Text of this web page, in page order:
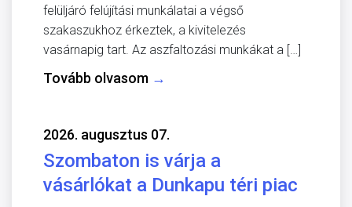
felüljáró felújítási munkálatai a végső
szakaszukhoz érkeztek, a kivitelezés
vasárnapig tart. Az aszfaltozási munkákat a […]
Tovább olvasom →
2026. augusztus 07.
Szombaton is várja a
vásárlókat a Dunkapu téri piac